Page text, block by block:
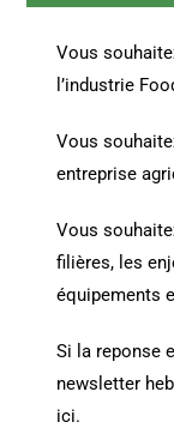
Vous
l’industrie
Vous
entreprise
Vous
filières, les
équipements
Si la reponse
newsletter
ici.